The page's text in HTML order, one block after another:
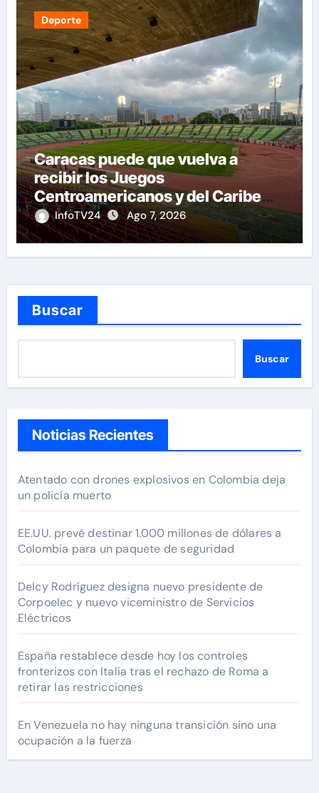
Deporte
Caracas puede que vuelva a
recibir los Juegos
Centroamericanos y del Caribe
tras mas de 70 años
InfoTV24 Ago 7, 2026
Buscar
Buscar
Noticias Recientes
Atentado con drones explosivos en Colombia deja
un policía muerto
EE.UU. prevé destinar 1.000 millones de dólares a
Colombia para un paquete de seguridad
Delcy Rodríguez designa nuevo presidente de
Corpoelec y nuevo viceministro de Servicios
Eléctricos
España restablece desde hoy los controles
fronterizos con Italia tras el rechazo de Roma a
retirar las restricciones
En Venezuela no hay ninguna transición sino una
ocupación a la fuerza